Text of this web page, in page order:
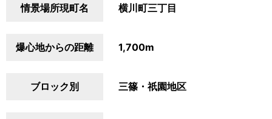
情景場所現町名 横川町三丁目
爆心地からの距離 1,700m
ブロック別 三篠・祇園地区